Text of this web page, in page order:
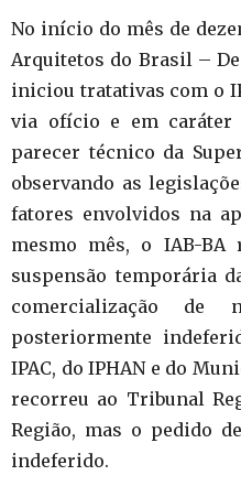
No início do mês de
Arquitetos do Brasil –
iniciou tratativas com o
via ofício e em caráter
parecer técnico da
observando as
fatores envolvidos na
mesmo mês, o IAB-BA
suspensão temporária
comercialização de
posteriormente
IPAC, do IPHAN e do
recorreu ao Tribunal
Região, mas o pedido
indeferido.